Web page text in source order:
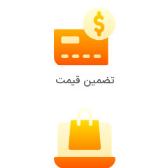
تضمین قیمت